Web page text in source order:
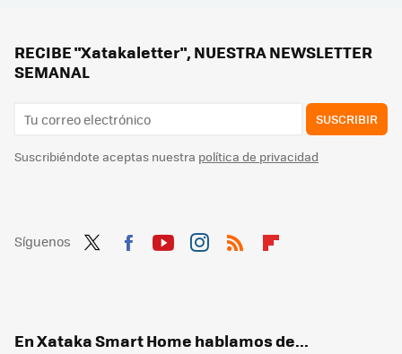
RECIBE "Xatakaletter", NUESTRA NEWSLETTER
SEMANAL
SUSCRIBIR
Suscribiéndote aceptas nuestra política de privacidad
Síguenos
En Xataka Smart Home hablamos de...